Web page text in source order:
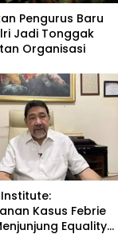
Pengurus Baru
Jadi Tonggak
Organisasi
Institute:
Kasus Febrie
Equality